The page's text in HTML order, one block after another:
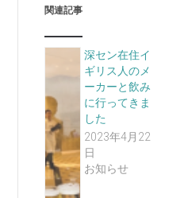
関連記事
深セン在住イ
ギリス人のメ
ーカーと飲み
に行ってきま
した
2023年4月22
日
お知らせ